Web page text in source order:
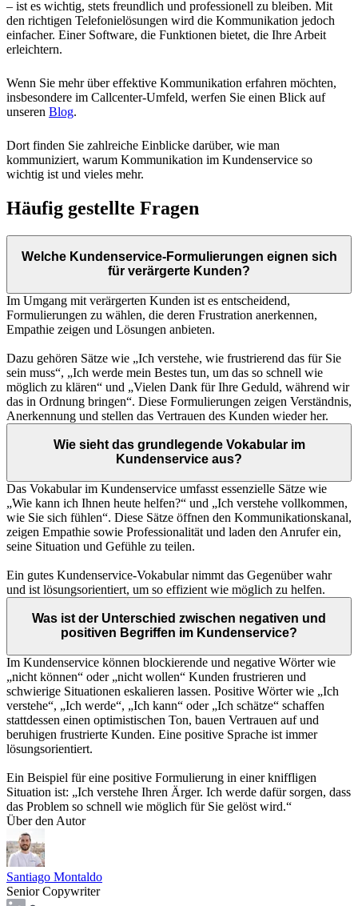
– ist es wichtig, stets freundlich und professionell zu bleiben. Mit
den richtigen Telefonielösungen wird die Kommunikation jedoch
einfacher. Einer Software, die Funktionen bietet, die Ihre Arbeit
erleichtern.
Wenn Sie mehr über effektive Kommunikation erfahren möchten,
insbesondere im Callcenter-Umfeld, werfen Sie einen Blick auf
unseren Blog.
Dort finden Sie zahlreiche Einblicke darüber, wie man
kommuniziert, warum Kommunikation im Kundenservice so
wichtig ist und vieles mehr.
Häufig gestellte Fragen
Welche Kundenservice-Formulierungen eignen sich
für verärgerte Kunden?
Im Umgang mit verärgerten Kunden ist es entscheidend,
Formulierungen zu wählen, die deren Frustration anerkennen,
Empathie zeigen und Lösungen anbieten.
Dazu gehören Sätze wie „Ich verstehe, wie frustrierend das für Sie
sein muss“, „Ich werde mein Bestes tun, um das so schnell wie
möglich zu klären“ und „Vielen Dank für Ihre Geduld, während wir
das in Ordnung bringen“. Diese Formulierungen zeigen Verständnis,
Anerkennung und stellen das Vertrauen des Kunden wieder her.
Wie sieht das grundlegende Vokabular im
Kundenservice aus?
Das Vokabular im Kundenservice umfasst essenzielle Sätze wie
„Wie kann ich Ihnen heute helfen?“ und „Ich verstehe vollkommen,
wie Sie sich fühlen“. Diese Sätze öffnen den Kommunikationskanal,
zeigen Empathie sowie Professionalität und laden den Anrufer ein,
seine Situation und Gefühle zu teilen.
Ein gutes Kundenservice-Vokabular nimmt das Gegenüber wahr
und ist lösungsorientiert, um so effizient wie möglich zu helfen.
Was ist der Unterschied zwischen negativen und
positiven Begriffen im Kundenservice?
Im Kundenservice können blockierende und negative Wörter wie
„nicht können“ oder „nicht wollen“ Kunden frustrieren und
schwierige Situationen eskalieren lassen. Positive Wörter wie „Ich
verstehe“, „Ich werde“, „Ich kann“ oder „Ich schätze“ schaffen
stattdessen einen optimistischen Ton, bauen Vertrauen auf und
beruhigen frustrierte Kunden. Eine positive Sprache ist immer
lösungsorientiert.
Ein Beispiel für eine positive Formulierung in einer kniffligen
Situation ist: „Ich verstehe Ihren Ärger. Ich werde dafür sorgen, dass
das Problem so schnell wie möglich für Sie gelöst wird.“
Über den Autor
Santiago Montaldo
Senior Copywriter